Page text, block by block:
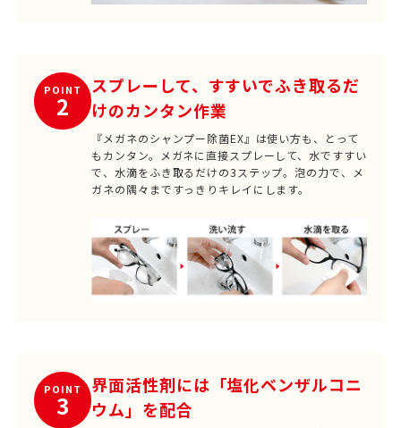
POINT
2
スプレーして、すすいでふき取るだ
けのカンタン作業
『メガネのシャンプー除菌EX』は使い方も、とって
もカンタン。メガネに直接スプレーして、水ですすい
で、水滴をふき取るだけの3ステップ。泡の力で、メ
ガネの隅々まですっきりキレイにします。
POINT
3
界面活性剤には「塩化ベンザルコニ
ウム」を配合